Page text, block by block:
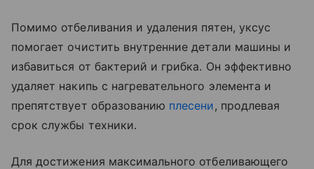
Помимо отбеливания и удаления пятен, уксус
помогает очистить внутренние детали машины и
избавиться от бактерий и грибка. Он эффективно
удаляет накипь с нагревательного элемента и
препятствует образованию плесени , продлевая
срок службы техники.
Для достижения максимального отбеливающего